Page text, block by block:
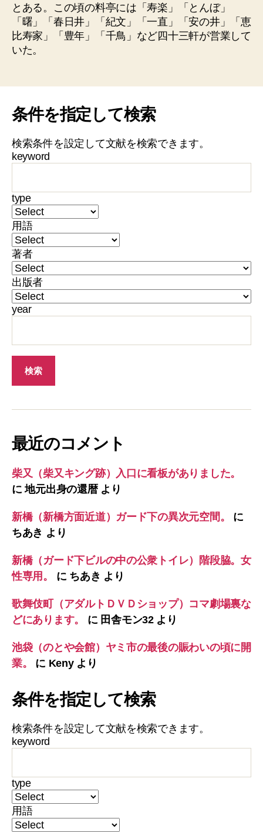
とある。この頃の料亭には「寿楽」「とんぼ」
「曙」「春日井」「紀文」「一直」「安の井」「恵
比寿家」「豊年」「千鳥」など四十三軒が営業して
いた。
条件を指定して検索
検索条件を設定して文献を検索できます。
keyword
type
用語
著者
出版者
year
最近のコメント
柴又（柴又キング跡）入口に看板がありました。
に地元出身の還暦より
新橋（新橋方面近道）ガード下の異次元空間。
に
ちあき より
新橋（ガード下ビルの中の公衆トイレ）階段脇。女
性専用。
に ちあき より
歌舞伎町（アダルトＤＶＤショップ）コマ劇場裏な
どにあります。
に 田舎モン32より
池袋（のとや会館）ヤミ市の最後の賑わいの頃に開
業。
に Kenyより
条件を指定して検索
検索条件を設定して文献を検索できます。
keyword
type
用語